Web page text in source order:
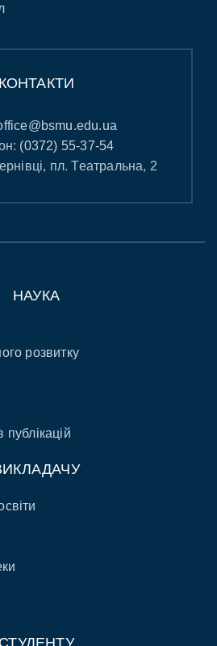
КОНТАКТИ
(0372) 55-37-54
пл. Театральна, 2
НАУКА
розвитку
СТУДЕНТУ